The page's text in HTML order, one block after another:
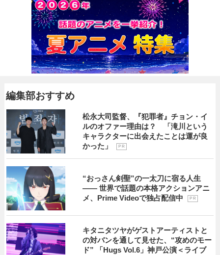
編集部おすすめ
松永大司監督、『犯罪者』チョン・イ
ルのオファー理由は？ 「滝川という
キャラクターに出会えたことは運が良
かった」
P R
“おっさん剣聖”の一太刀に宿る人生
―― 世界で話題の本格アクションアニ
メ、Prime Videoで独占配信中
P R
キタニタツヤがゲストアーティストと
の対バンを通して見せた、“攻めのモー
ド” 「Hugs Vol.6」神戸公演＜ライブ